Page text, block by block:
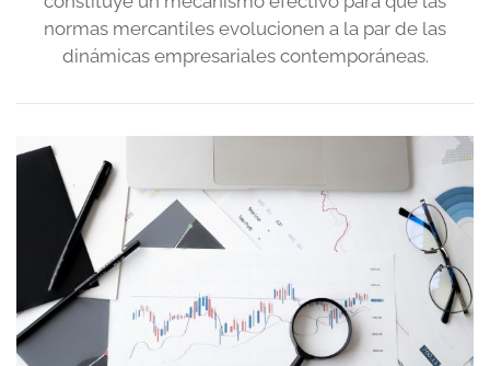
normas mercantiles evolucionen a la par de las
dinámicas empresariales contemporáneas.